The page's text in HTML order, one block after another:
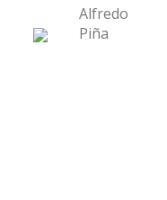
Alfredo
Piña